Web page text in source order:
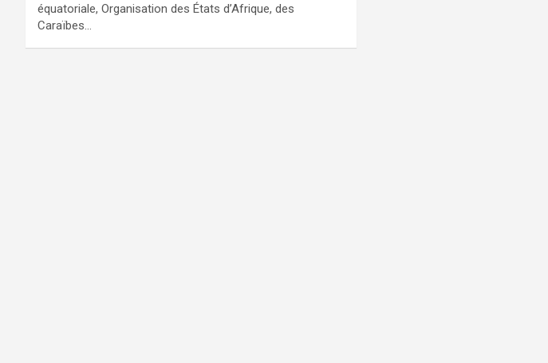
équatoriale, Organisation des États d’Afrique, des
Caraïbes…